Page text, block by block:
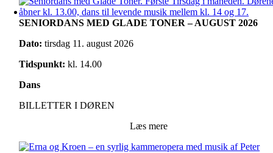
SENIORDANS MED GLADE TONER – AUGUST 2026
Dato: tirsdag 11. august 2026
Tidspunkt: kl. 14.00
Dans
BILLETTER I DØREN
Læs mere